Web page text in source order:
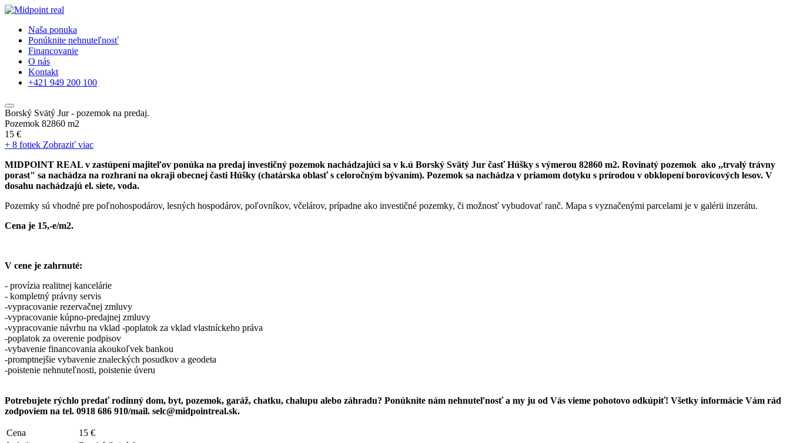
Naša ponuka
Ponúknite nehnuteľnosť
Financovanie
O nás
Kontakt
+421 949 200 100
Borský Svätý Jur - pozemok na predaj.
Pozemok 82860 m2
15 €
+ 8 fotiek Zobraziť viac
MIDPOINT REAL v zastúpení majiteľov ponúka na predaj investičný pozemok nachádzajúci sa v k.ú Borský Svätý Jur časť Húšky s výmerou 82860 m2. Rovinatý pozemok ako ,,trvalý trávny
porast" sa nachádza na rozhraní na okraji obecnej časti Húšky (chatárska oblasť s celoročným bývaním). Pozemok sa nachádza v priamom dotyku s prírodou v obklopení borovicových lesov. V
dosahu nachádzajú el. siete, voda.
Pozemky sú vhodné pre poľnohospodárov, lesných hospodárov, poľovníkov, včelárov, prípadne ako investičné pozemky, či možnosť vybudovať ranč. Mapa s vyznačenými parcelami je v galérii inzerátu.
Cena je 15,-e/m2.
V cene je zahrnuté:
- provízia realitnej kancelárie
- kompletný právny servis
-vypracovanie rezervačnej zmluvy
-vypracovanie kúpno-predajnej zmluvy
-vypracovanie návrhu na vklad -poplatok za vklad vlastníckeho práva
-poplatok za overenie podpisov
-vybavenie financovania akoukoľvek bankou
-promptnejšie vybavenie znaleckých posudkov a geodeta
-poistenie nehnuteľnosti, poistenie úveru
Potrebujete rýchlo predať rodinný dom, byt, pozemok, garáž, chatku, chalupu alebo záhradu? Ponúknite nám nehnuteľnosť a my ju od Vás vieme pohotovo odkúpiť! Všetky informácie Vám rád
zodpoviem na tel. 0918 686 910/mail. selc@midpointreal.sk.
Cena
15 €